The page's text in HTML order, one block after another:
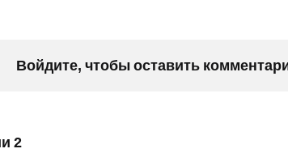
Войдите, чтобы оставить
2